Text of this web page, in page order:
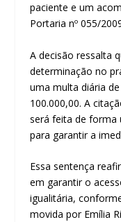
paciente e um
Portaria nº 055/
A decisão ressalta
determinação no
uma multa diária
100.000,00. A
será feita de forma
para garantir a
Essa sentença
em garantir o
igualitária,
movida por Emília